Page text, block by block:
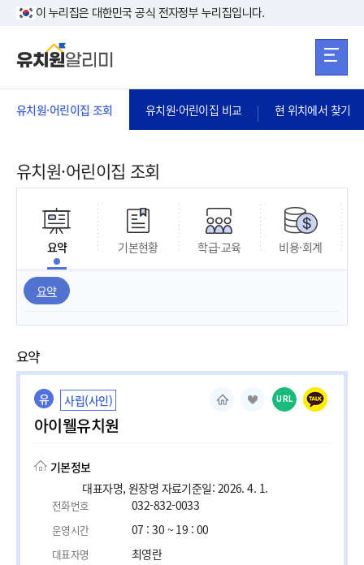
본문 바로가기
이 누리집은 대한민국 공식 전자정부 누리집입니다.
유치원·어린이집 조회 유치원·어린이집 비교 현 위치에서 찾기
유치원·어린이집 조회
요약 기본현황 학급·교육 비용·회계
요약
요약
유 사립(사인)
아이웰유치원
URL
기본정보
대표자명, 원장명 자료기준일: 2026. 4. 1.
전화번호 032-832-0033
운영시간 07 : 30 ~ 19 : 00
대표자명 최영란